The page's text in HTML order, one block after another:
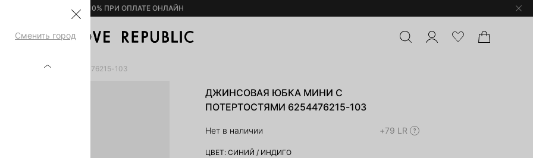
– 10% ПРИ ОПЛАТЕ ОНЛАЙН
Сменить город
6254476215-103
ДЖИНСОВАЯ ЮБКА МИНИ С
ПОТЕРТОСТЯМИ 6254476215-103
Нет в наличии +79 LR
ЦВЕТ:СИНИЙ / ИНДИГО